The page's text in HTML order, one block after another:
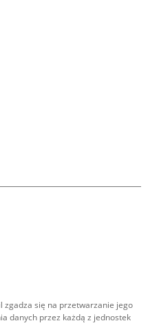
zgadza się na przetwarzanie jego
danych przez każdą z jednostek